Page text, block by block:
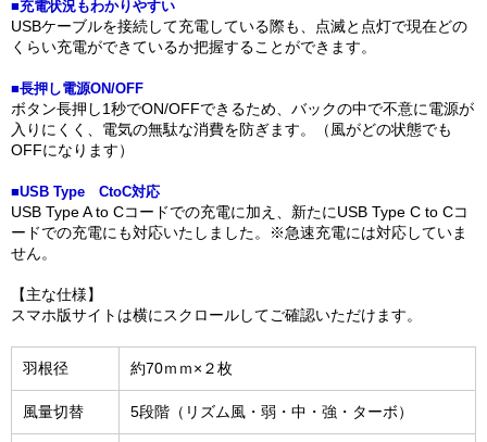
■充電状況もわかりやすい
USBケーブルを接続して充電している際も、点滅と点灯で現在どの
くらい充電ができているか把握することができます。
■長押し電源ON/OFF
ボタン長押し1秒でON/OFFできるため、バックの中で不意に電源が
入りにくく、電気の無駄な消費を防ぎます。（風がどの状態でも
OFFになります）
■USB Type CtoC対応
USB Type A to Cコードでの充電に加え、新たにUSB Type C to Cコ
ードでの充電にも対応いたしました。※急速充電には対応していま
せん。
【主な仕様】
スマホ版サイトは横にスクロールしてご確認いただけます。
羽根径 約70ｍｍ×２枚
風量切替 5段階（リズム風・弱・中・強・ターボ）